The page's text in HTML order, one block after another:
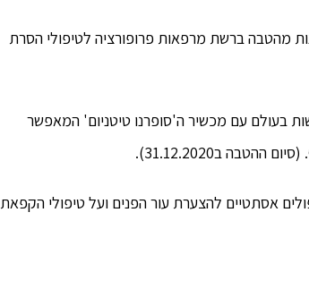
מהטבה ברשת מרפאות פרופורציה לטיפולי הסרת
בעולם עם מכשיר ה'סופרנו טיטניום' המאפשר
ב31.12.2020).
אסתטיים להצערת עור הפנים ועל טיפולי הקפאת